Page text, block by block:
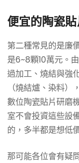
便宜的陶瓷貼
第二種常見的是廉
是6~8顆10萬元。
過加工、燒結與強
（燒結爐、染料
數位陶瓷貼片研磨
室不會投資這些設
的，多半都是想低
那可能各位會有疑